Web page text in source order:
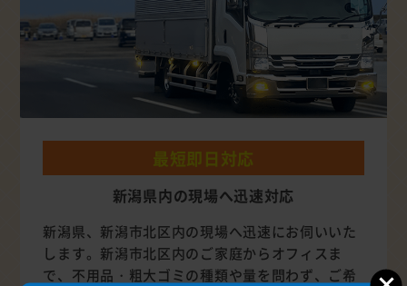
最短即日対応
新潟県内の現場へ迅速対応
新潟県、新潟市北区内の現場へ迅速にお伺いいた
します。新潟市北区内のご家庭からオフィスま
で、不用品・粗大ゴミの種類や量を問わず、ご希